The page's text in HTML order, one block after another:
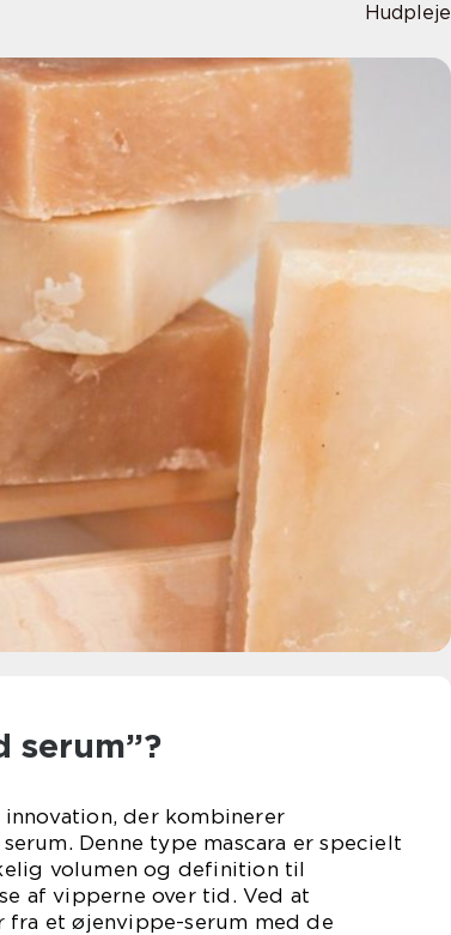
Hudpleje
serum”?
innovation, der kombinerer
Denne type mascara er specielt
volumen og definition til
af vipperne over tid. Ved at
fra et øjenvippe-serum med de